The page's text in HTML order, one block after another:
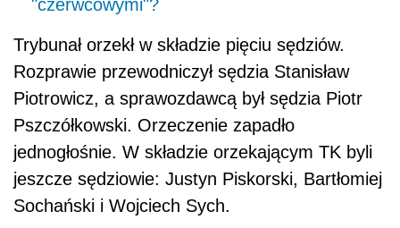
"czerwcowymi"?
Trybunał orzekł w składzie pięciu sędziów.
Rozprawie przewodniczył sędzia Stanisław
Piotrowicz, a sprawozdawcą był sędzia Piotr
Pszczółkowski. Orzeczenie zapadło
jednogłośnie. W składzie orzekającym TK byli
jeszcze sędziowie: Justyn Piskorski, Bartłomiej
Sochański i Wojciech Sych.